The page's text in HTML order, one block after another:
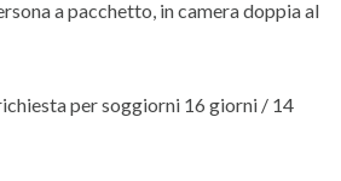
a pacchetto, in camera doppia al
per soggiorni 16 giorni / 14